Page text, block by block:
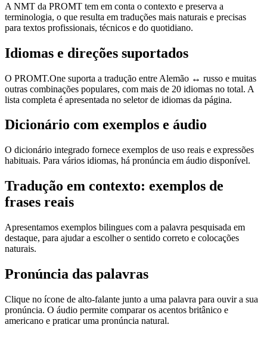
A NMT da PROMT tem em conta o contexto e preserva a
terminologia, o que resulta em traduções mais naturais e precisas
para textos profissionais, técnicos e do quotidiano.
Idiomas e direções suportados
O PROMT.One suporta a tradução entre Alemão ↔ russo e muitas
outras combinações populares, com mais de 20 idiomas no total. A
lista completa é apresentada no seletor de idiomas da página.
Dicionário com exemplos e áudio
O dicionário integrado fornece exemplos de uso reais e expressões
habituais. Para vários idiomas, há pronúncia em áudio disponível.
Tradução em contexto: exemplos de
frases reais
Apresentamos exemplos bilingues com a palavra pesquisada em
destaque, para ajudar a escolher o sentido correto e colocações
naturais.
Pronúncia das palavras
Clique no ícone de alto-falante junto a uma palavra para ouvir a sua
pronúncia. O áudio permite comparar os acentos britânico e
americano e praticar uma pronúncia natural.